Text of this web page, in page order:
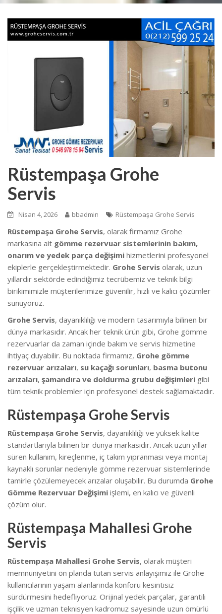
Rüstempaşa Grohe
Servis
Nisan 4, 2026 bbadmin Rüstempaşa Grohe Servis
Rüstempaşa Grohe Servis, olarak firmamız Grohe
markasına ait gömme rezervuar sistemlerinin bakım,
onarım ve yedek parça değişimi hizmetlerini profesyonel
ekiplerle gerçekleştirmektedir. Grohe Servis olarak, uzun
yıllardır sektörde edindiğimiz tecrübemiz ve teknik bilgi
birikimimizle müşterilerimize güvenilir, hızlı ve kalıcı çözümler
sunuyoruz.
Grohe Servis, dayanıklılığı ve modern tasarımıyla bilinen bir
dünya markasıdır. Ancak her teknik ürün gibi, Grohe gömme
rezervuarlar da zaman içinde bakım ve servis hizmetine
ihtiyaç duyabilir. Bu noktada firmamız, Grohe gömme
rezervuar arızaları, su kaçağı sorunları, basma butonu
arızaları, şamandıra ve doldurma grubu değişimleri gibi
tüm teknik problemler için profesyonel destek sağlamaktadır.
Rüstempaşa Grohe Servis
Rüstempaşa Grohe Servis, dayanıklılığı ve yüksek kalite
standartlarıyla bilinen bir dünya markasıdır. Ancak uzun yıllar
süren kullanım, kireçlenme, iç takım yıpranması veya montaj
kaynaklı sorunlar nedeniyle gömme rezervuar sistemlerinde
tamirle çözülemeyecek arızalar oluşabilir. Bu durumda Grohe
Gömme Rezervuar Değişimi işlemi, en kalıcı ve güvenli
çözüm olur.
Rüstempaşa Mahallesi Grohe
Servis
Rüstempaşa Mahallesi Grohe Servis, olarak müşteri
memnuniyetini ön planda tutan servis anlayışımız ile Grohe
kullanıcılarının yaşam alanlarında konforu kesintisiz
sürdürmesini hedefliyoruz. Orijinal yedek parçalar, garantili
işçilik ve uzman teknisyen kadromuz sayesinde uzun ömürlü